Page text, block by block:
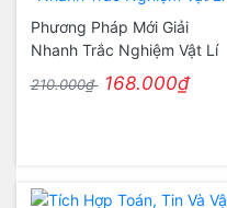
Phương Pháp Mới Giải
Nhanh Trắc Nghiệm Vật Lí
210.000₫ 168.000₫